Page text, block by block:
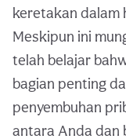
keretakan dalam
Meskipun ini
telah belajar
bagian penting
penyembuhan
antara Anda dan